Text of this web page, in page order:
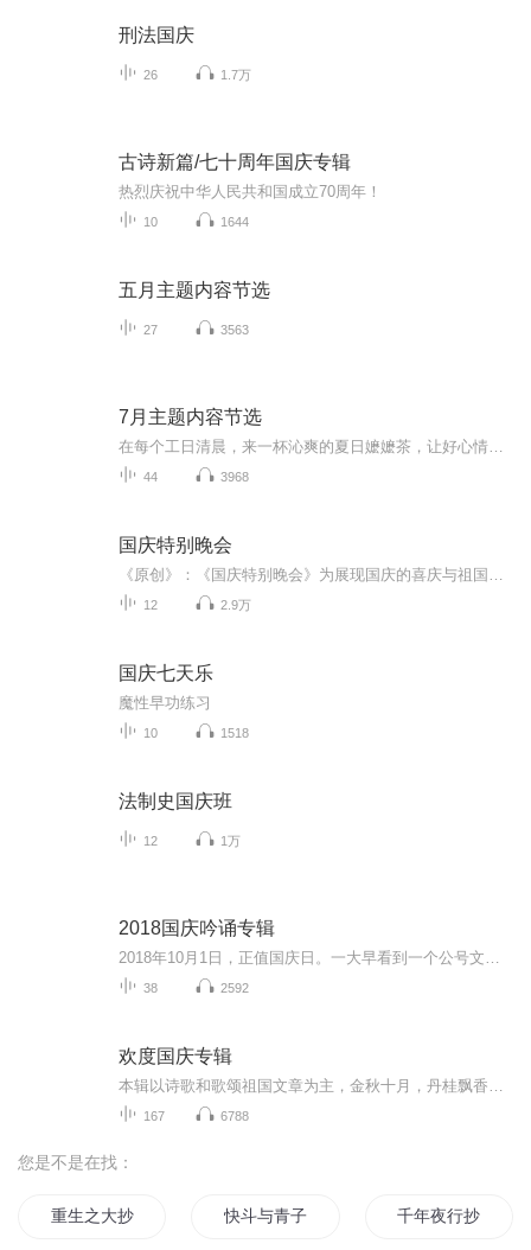
刑法国庆
26 1.7万
古诗新篇/七十周年国庆专辑
热烈庆祝中华人民共和国成立70周年！
10 1644
五月主题内容节选
27 3563
7月主题内容节选
44 3968
国庆特别晚会
12 2.9万
国庆七天乐
魔性早功练习
10 1518
法制史国庆班
12 1万
2018国庆吟诵专辑
38 2592
欢度国庆专辑
167 6788
您是不是在找：
重生之大抄袭王 快斗与青子的情人节 千年夜行抄